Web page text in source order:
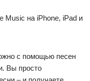
с помощью песен
Вы просто